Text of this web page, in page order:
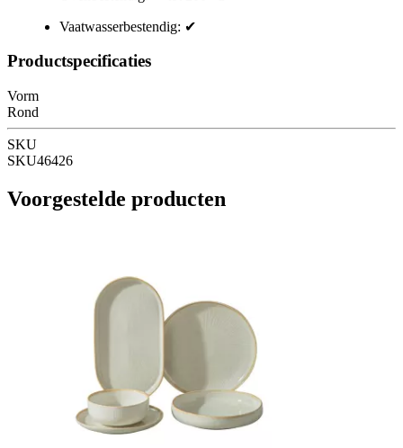
Vaatwasserbestendig: ✔
Productspecificaties
Vorm
Rond
SKU
SKU46426
Voorgestelde producten